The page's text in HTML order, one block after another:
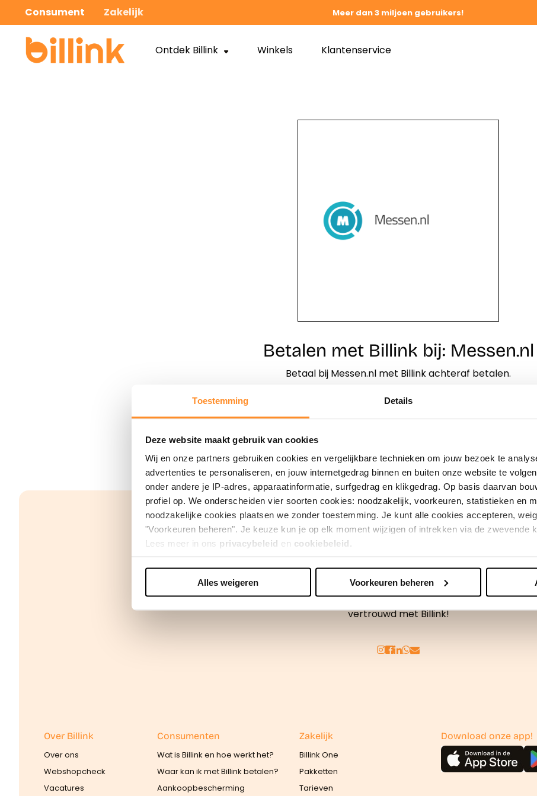
Toestemming Details
Deze website maakt gebruik van cookies
Wij en onze partners gebruiken cookies en vergelijkbare technieken om jouw bezoek te
advertenties te personaliseren, en jouw internetgedrag binnen en buiten onze website te
onder andere je IP-adres, apparaatinformatie, surfgedrag en klikgedrag. Op basis daarvan
profiel op. We onderscheiden vier soorten cookies: noodzakelijk, voorkeuren, statistieken en
noodzakelijke cookies plaatsen we zonder toestemming. Je kunt alle cookies accepteren,
"Voorkeuren beheren". Je keuze kun je op elk moment wijzigen of intrekken via de zwevende
Lees meer in ons privacybeleid en cookiebeleid.
We werken samen met42 derden die uw gegevens kunnen ontvangen en verwerken.
Alles weigeren Voorkeuren beheren
Consument Zakelijk Meer dan 3 miljoen gebruikers!
Ontdek Billink Winkels Klantenservice
Betalen met Billink bij: Messen.nl
Betaal bij Messen.nl met Billink achteraf betalen.
Direct shoppen
Achteraf betalen doe je veilig en
vertrouwd met Billink!
Over Billink
Over ons
Webshopcheck
Vacatures
Consumenten
Wat is Billink en hoe werkt het?
Waar kan ik met Billink betalen?
Aankoopbescherming
Zakelijk
Billink One
Pakketten
Tarieven
Download onze app!